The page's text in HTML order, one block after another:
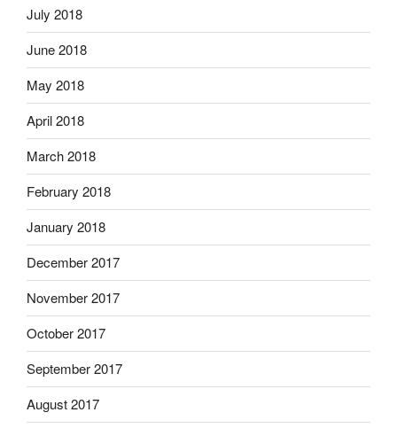
July 2018
June 2018
May 2018
April 2018
March 2018
February 2018
January 2018
December 2017
November 2017
October 2017
September 2017
August 2017